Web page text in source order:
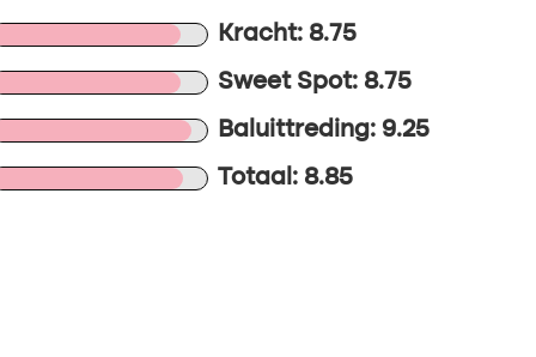
Kracht: 8.75
Sweet Spot: 8.75
Baluittreding: 9.25
Totaal: 8.85